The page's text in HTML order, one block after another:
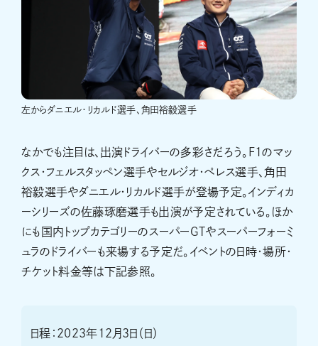
左からダニエル・リカルド選手、角田裕毅選手
なかでも注目は、出演ドライバーの多彩さだろう。F1のマッ
クス・フェルスタッペン選手やセルジオ・ペレス選手、角田
裕毅選手やダニエル・リカルド選手が登場予定。インディカ
ーシリーズの佐藤琢磨選手も出演が予定されている。ほか
にも国内トップカテゴリーのスーパーGTやスーパーフォーミ
ュラのドライバーも来場する予定だ。イベントの日時・場所・
チケット料金等は下記参照。
日程：2023年12月3日（日）